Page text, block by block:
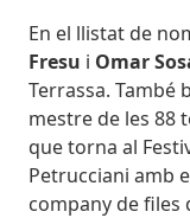
En el llistat de
Fresu i Omar
Terrassa.
mestre de les 88
que torna al
Petrucciani amb
company de files